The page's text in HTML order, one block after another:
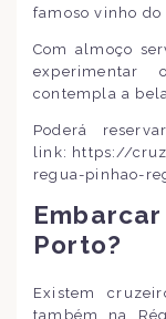
famoso vinho do
Com almoço
experimentar
contempla a
Poderá
link: https://
regua-pinhao-
Porto?
Existem
também na